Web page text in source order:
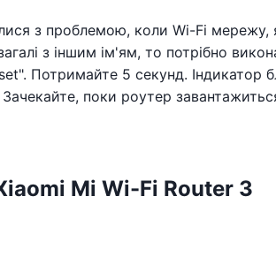
з проблемою, коли Wi-Fi мережу,
з іншим ім'ям, то потрібно
Потримайте 5 секунд.
поки роутер
Mi Wi-Fi Router 3